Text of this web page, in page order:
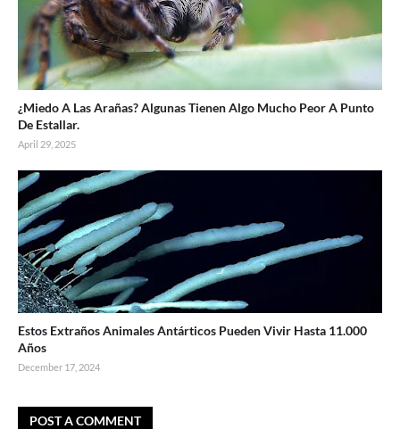
¿Miedo A Las Arañas? Algunas Tienen Algo Mucho Peor A Punto
De Estallar.
April 29, 2025
Estos Extraños Animales Antárticos Pueden Vivir Hasta 11.000
Años
December 17, 2024
POST A COMMENT